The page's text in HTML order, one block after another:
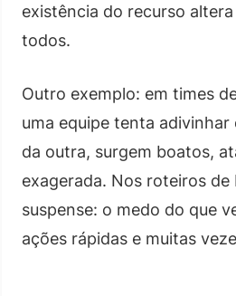
existência do recurso
todos.
Outro exemplo: em times
uma equipe tenta
da outra, surgem boatos,
exagerada. Nos roteiros de
suspense: o medo do que
ações rápidas e muitas